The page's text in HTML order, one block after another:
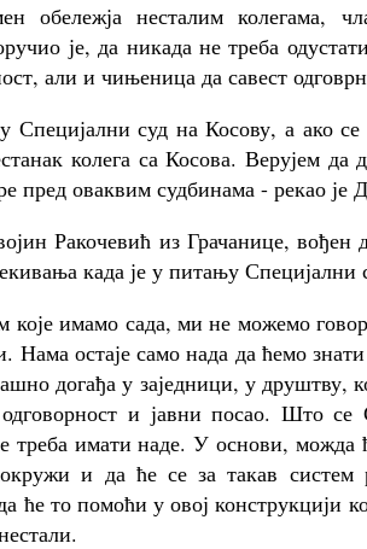
обележја несталим колегама,
је, да никада не треба
али и чињеница да савест
Специјални суд на Косову, а ако
колега са Косова. Верујем
пред оваквим судбинама - рекао је
Ракочевић из Грачанице, вођен
када је у питању Специјални
које имамо сада, ми не можемо
Нама остаје само нада да ћемо
догађа у заједници, у друштву,
и јавни посао. Што се
треба имати наде. У основи, можда
и да ће се за такав систем
ће то помоћи у овој конструкцији